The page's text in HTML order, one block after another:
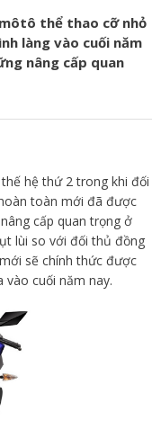
thể thao cỡ nhỏ
làng vào cuối năm
nâng cấp quan
hệ thứ 2 trong khi đối
toàn mới đã được
cấp quan trọng ở
lùi so với đối thủ đồng
sẽ chính thức được
cuối năm nay.